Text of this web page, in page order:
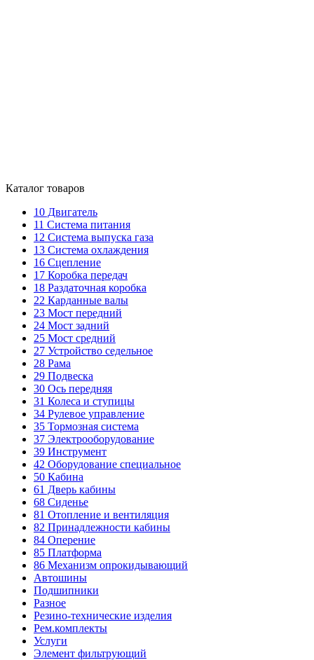
Каталог товаров
10 Двигатель
11 Система питания
12 Система выпуска газа
13 Система охлаждения
16 Сцепление
17 Коробка передач
18 Раздаточная коробка
22 Карданные валы
23 Мост передний
24 Мост задний
25 Мост средний
27 Устройство седельное
28 Рама
29 Подвеска
30 Ось передняя
31 Колеса и ступицы
34 Рулевое управление
35 Тормозная система
37 Электрооборудование
39 Инструмент
42 Оборудование специальное
50 Кабина
61 Дверь кабины
68 Сиденье
81 Отопление и вентиляция
82 Принадлежности кабины
84 Оперение
85 Платформа
86 Механизм опрокидывающий
Автошины
Подшипники
Разное
Резино-технические изделия
Рем.комплекты
Услуги
Элемент фильтрующий